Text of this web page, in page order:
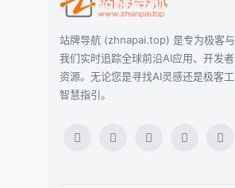
站牌导航 (zhnapai.top) 是专为极客与
我们实时追踪全球前沿AI应用、开发
资源。无论您是寻找AI灵感还是极客
智慧指引。